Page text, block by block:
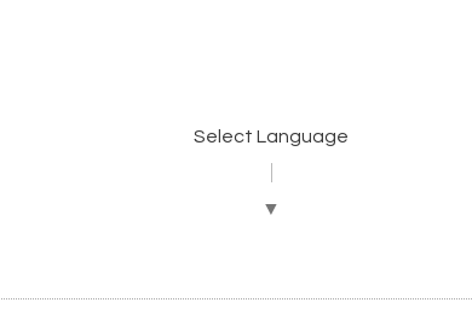
Select Language
▼